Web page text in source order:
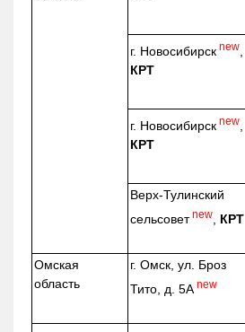
г. Новосибирск new
КРТ
г. Новосибирск new
КРТ
Верх-Тулинский
сельсовет new КРТ
Омская
область
г. Омск, ул. Броз
Тито, д. 5А new